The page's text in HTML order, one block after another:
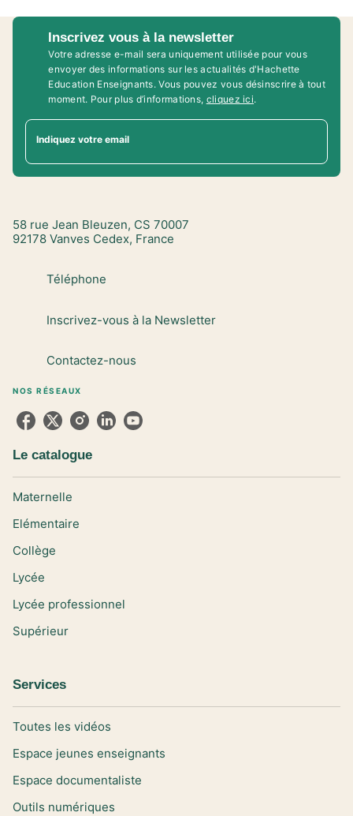
Inscrivez vous à la newsletter
Votre adresse e-mail sera uniquement utilisée pour vous
envoyer des informations sur les actualités d'Hachette
Education Enseignants. Vous pouvez vous désinscrire à tout
moment. Pour plus d’informations, cliquez ici.
Indiquez votre email
58 rue Jean Bleuzen, CS 70007
92178 Vanves Cedex, France
Téléphone
Inscrivez-vous à la Newsletter
Contactez-nous
NOS RÉSEAUX
Le catalogue
Maternelle
Elémentaire
Collège
Lycée
Lycée professionnel
Supérieur
Services
Toutes les vidéos
Espace jeunes enseignants
Espace documentaliste
Outils numériques